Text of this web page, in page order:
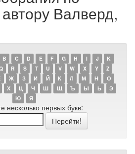
Валверд,
B C D E F G H I J
K
R S T U V W X Y
Z
Ж З И Й К Л М Н
О
Х Ц Ч Ш Щ Ъ Ы Ь
Э
Ю
Я
несколько первых букв: